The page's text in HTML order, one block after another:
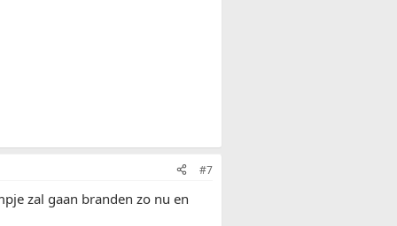
#7
zal gaan branden zo nu en